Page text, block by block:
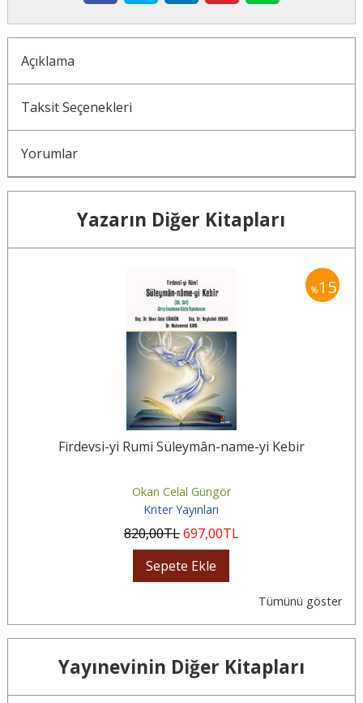
Açıklama
Taksit Seçenekleri
Yorumlar
Yazarın Diğer Kitapları
%15
Firdevsi-yi Rumi Süleymân-name-yi Kebir
Okan Celal Güngör
Kriter Yayınları
820,00TL697,00TL
Sepete Ekle
Tümünü göster
Yayınevinin Diğer Kitapları